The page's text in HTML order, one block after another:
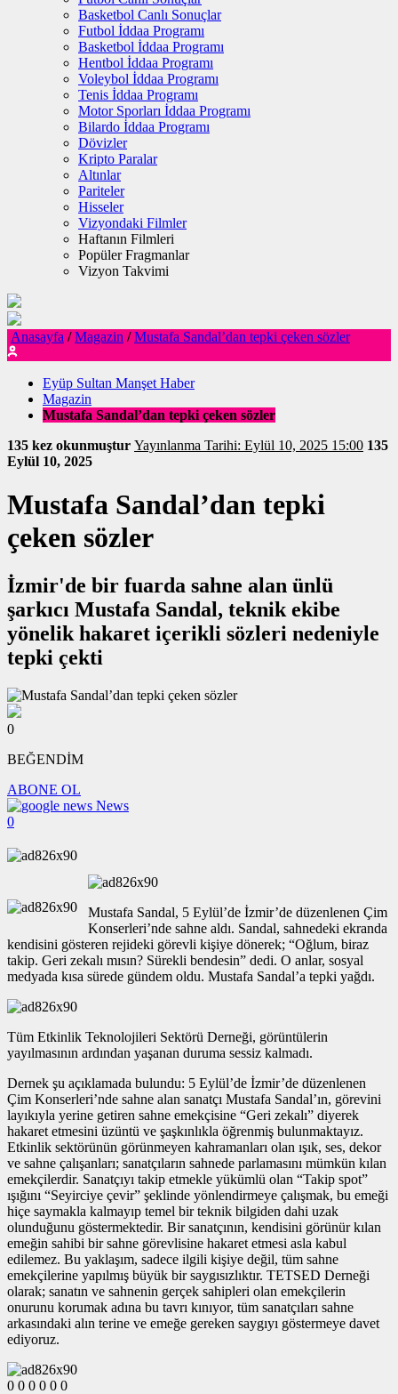
Basketbol Canlı Sonuçlar
Futbol İddaa Programı
Basketbol İddaa Programı
Hentbol İddaa Programı
Voleybol İddaa Programı
Tenis İddaa Programı
Motor Sporları İddaa Programı
Bilardo İddaa Programı
Dövizler
Kripto Paralar
Altınlar
Pariteler
Hisseler
Vizyondaki Filmler
Haftanın Filmleri
Popüler Fragmanlar
Vizyon Takvimi
Anasayfa / Magazin / Mustafa Sandal’dan tepki çeken sözler
Eyüp Sultan Manşet Haber
Magazin
Mustafa Sandal’dan tepki çeken sözler
135 kez okunmuştur
Yayınlanma Tarihi: Eylül 10, 2025 15:00 135
Eylül 10, 2025
Mustafa Sandal’dan tepki
çeken sözler
İzmir'de bir fuarda sahne alan ünlü
şarkıcı Mustafa Sandal, teknik ekibe
yönelik hakaret içerikli sözleri nedeniyle
tepki çekti
0
BEĞENDİM
ABONE OL
News
0
Mustafa Sandal, 5 Eylül’de İzmir’de düzenlenen Çim
Konserleri’nde sahne aldı. Sandal, sahnedeki ekranda
kendisini gösteren rejideki görevli kişiye dönerek; “Oğlum, biraz
takip. Geri zekalı mısın? Sürekli bendesin” dedi. O anlar, sosyal
medyada kısa sürede gündem oldu. Mustafa Sandal’a tepki yağdı.
Tüm Etkinlik Teknolojileri Sektörü Derneği, görüntülerin
yayılmasının ardından yaşanan duruma sessiz kalmadı.
Dernek şu açıklamada bulundu: 5 Eylül’de İzmir’de düzenlenen
Çim Konserleri’nde sahne alan sanatçı Mustafa Sandal’ın, görevini
layıkıyla yerine getiren sahne emekçisine “Geri zekalı” diyerek
hakaret etmesini üzüntü ve şaşkınlıkla öğrenmiş bulunmaktayız.
Etkinlik sektörünün görünmeyen kahramanları olan ışık, ses, dekor
ve sahne çalışanları; sanatçıların sahnede parlamasını mümkün kılan
emekçilerdir. Sanatçıyı takip etmekle yükümlü olan “Takip spot”
ışığını “Seyirciye çevir” şeklinde yönlendirmeye çalışmak, bu emeği
hiçe saymakla kalmayıp temel bir teknik bilgiden dahi uzak
olunduğunu göstermektedir. Bir sanatçının, kendisini görünür kılan
emeğin sahibi bir sahne görevlisine hakaret etmesi asla kabul
edilemez. Bu yaklaşım, sadece ilgili kişiye değil, tüm sahne
emekçilerine yapılmış büyük bir saygısızlıktır. TETSED Derneği
olarak; sanatın ve sahnenin gerçek sahipleri olan emekçilerin
onurunu korumak adına bu tavrı kınıyor, tüm sanatçıları sahne
arkasındaki alın terine ve emeğe gereken saygıyı göstermeye davet
ediyoruz.
0 0 0 0 0 0